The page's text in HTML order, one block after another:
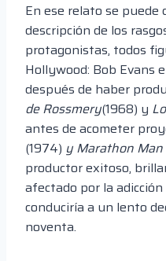
En ese relato se
descripción de los
protagonistas, todos
Hollywood: Bob Evans
después de haber
de Rossmery(1968) y
antes de acometer
(1974) y Marathon Man
productor exitoso,
afectado por la
conduciría a un lento
noventa.